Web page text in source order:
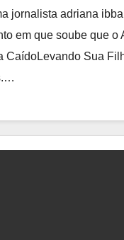
jornalista adriana
em que soube que o
CaídoLevando Sua